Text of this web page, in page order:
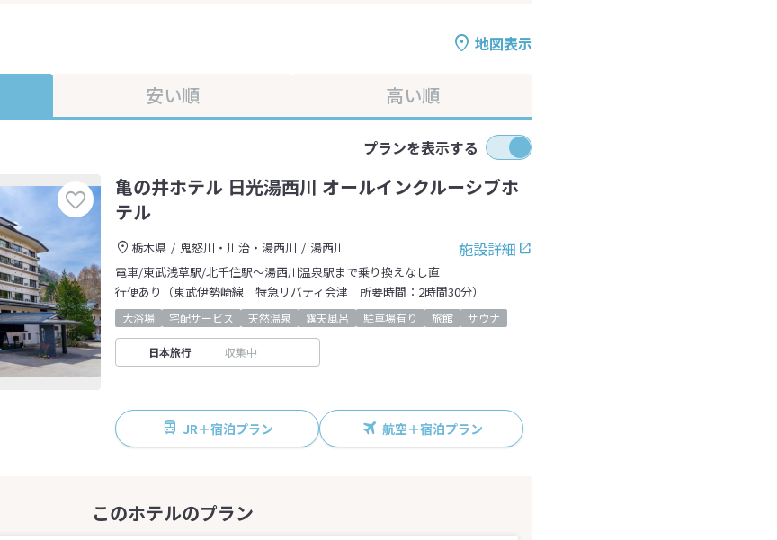
地図表示
安い順 高い順
プランを表示する
亀の井ホテル 日光湯西川 オールインクルーシブホ
テル
施設詳細
栃木県 鬼怒川・川治・湯西川
湯西川
電車/東武浅草駅/北千住駅〜湯西川温泉駅まで乗り換えなし直
行便あり（東武伊勢崎線 特急リバティ会津 所要時間：2時間30分）
大浴場 宅配サービス 天然温泉 露天風呂 駐車場有り 旅館 サウナ
日本旅行 収集中
JR＋宿泊プラン 航空＋宿泊プラン